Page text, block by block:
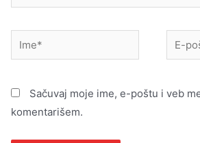
Ime*
E-
pošta*
Sačuvaj moje ime, e-poštu i veb
komentarišem.